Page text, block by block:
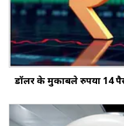
डॉलर के मुकाबले रुपया 14